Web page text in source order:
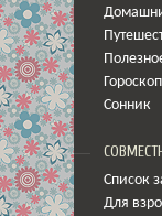
Гороскоп
Сонник
Список
Для